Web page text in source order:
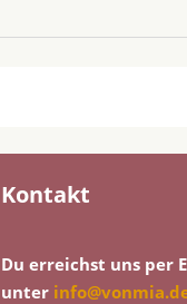
Kontakt
Du erreichst uns per
unter